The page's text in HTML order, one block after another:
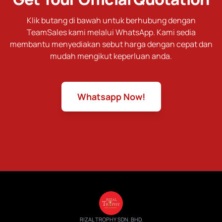
Klik butang di bawah untuk berhubung dengan
TeamSales kami melalui WhatsApp. Kami sedia
membantu menyediakan sebut harga dengan cepat dan
mudah mengikut keperluan anda.
Whatsapp Now!
RIZAL TROPHY SDN. BHD.